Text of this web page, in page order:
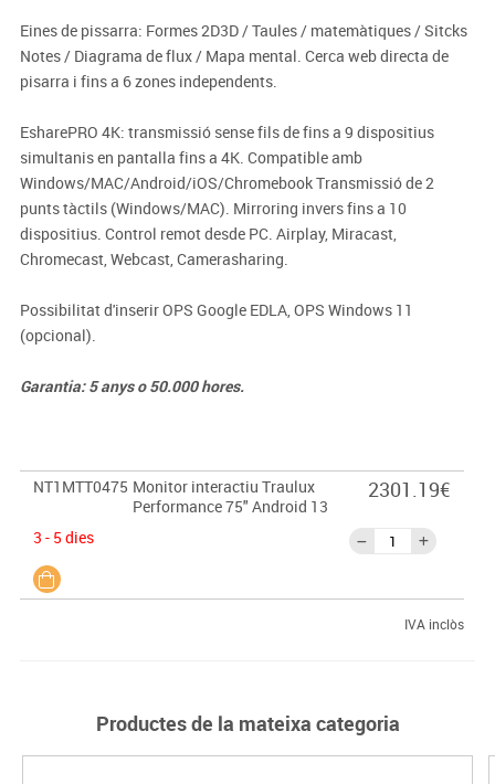
Eines de pissarra: Formes 2D3D / Taules / matemàtiques / Sitcks
Notes / Diagrama de flux / Mapa mental. Cerca web directa de
pisarra i fins a 6 zones independents.
EsharePRO 4K: transmissió sense fils de fins a 9 dispositius
simultanis en pantalla fins a 4K. Compatible amb
Windows/MAC/Android/iOS/Chromebook Transmissió de 2
punts tàctils (Windows/MAC). Mirroring invers fins a 10
dispositius. Control remot desde PC. Airplay, Miracast,
Chromecast, Webcast, Camerasharing.
Possibilitat d'inserir OPS Google EDLA, OPS Windows 11
(opcional).
Garantia: 5 anys o 50.000 hores.
NT1MTT0475 Monitor interactiu Traulux
Performance 75" Android 13
3 - 5 dies
2301.19€
IVA inclòs
Productes de la mateixa categoria